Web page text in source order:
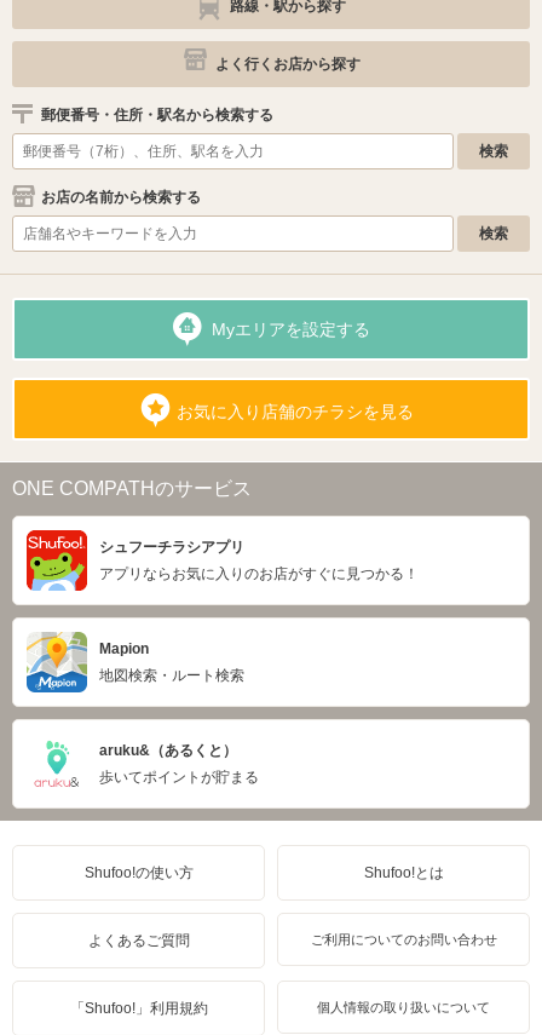
路線・駅から探す
よく行くお店から探す
郵便番号・住所・駅名から検索する
お店の名前から検索する
Myエリアを設定する
お気に入り店舗のチラシを見る
ONE COMPATHのサービス
シュフーチラシアプリ
アプリならお気に入りのお店がすぐに見つかる！
Mapion
地図検索・ルート検索
aruku&（あるくと）
歩いてポイントが貯まる
Shufoo!の使い方 Shufoo!とは
よくあるご質問 ご利用についてのお問い合わせ
「Shufoo!」利用規約 個人情報の取り扱いについて